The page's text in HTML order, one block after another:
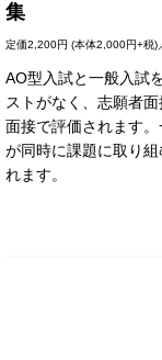
集
定価2,200円 (本体2,000円+税)
AO型入試と一般入試
ストがなく、志願者
面接で評価されます
が同時に課題に取り
れます。